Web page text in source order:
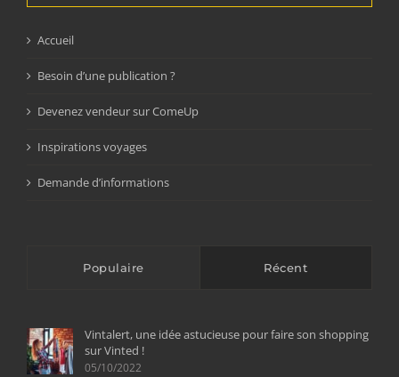
Accueil
Besoin d’une publication ?
Devenez vendeur sur ComeUp
Inspirations voyages
Demande d’informations
Populaire Récent
Vintalert, une idée astucieuse pour faire son shopping
sur Vinted !
05/10/2022